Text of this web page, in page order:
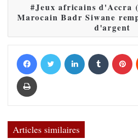
Jeux africains d'Accra
Marocain Badr Siwane
d'argent
Articles similaires